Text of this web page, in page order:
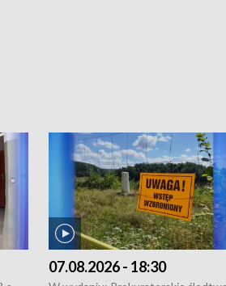
07.08.2026 - 18:30